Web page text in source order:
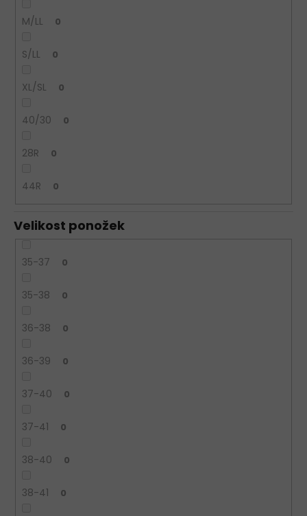
M/LL 0
S/LL 0
XL/SL 0
40/30 0
28R 0
44R 0
Velikost ponožek
35-37 0
35-38 0
36-38 0
36-39 0
37-40 0
37-41 0
38-40 0
38-41 0